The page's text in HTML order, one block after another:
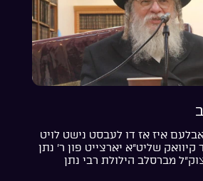
איז אז דו לעבסט נישט לויט
קיוואק שליט”א יארצייט פון ר’ נתן
מברסלב הילולת רבי נתן